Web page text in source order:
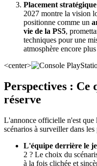
Placement
2027 montre la vision
positionne comme un
vie de la PS5,
techniques pour une
atmosphère encore
<center>
Perspectives : Ce
réserve
L'annonce officielle n'est que
scénarios à surveiller dans
L'équipe derrière le
2 ? Le choix du
à la fois clichée et